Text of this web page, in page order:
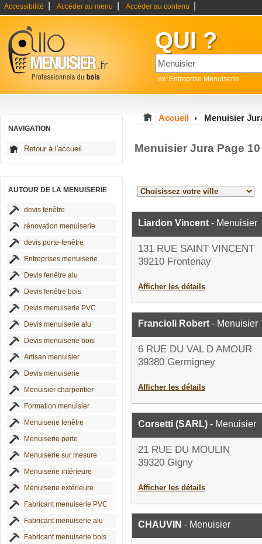
Accessibilité Accéder au menu Accéder au contenu
QUI ?
ex: Entreprise Menuiserie
NAVIGATION
Retour à l'accueil
AUTOUR DE LA MENUISERIE
devis fenêtre
rénovation menuiserie
devis porte-fenêtre
Entreprises menuiserie
Devis fenêtre alu
Devis fenêtre bois
Devis menuiserie PVC
Devis menuiserie alu
Devis menuiserie bois
Artisan menuisier
Devis menuiserie
Menuisier charpentier
Formation menuisier
Menuiserie fenêtre
Menuiserie porte
Menuiserie sur mesure
Menuiserie intérieure
Menuiserie extérieure
Fabricant menuiserie PVC
Fabricant menuiserie alu
Fabricant menuiserie bois
Accueil Menuisier
Menuisier Jura Page 10
Liardon Vincent - Menuisier
131 RUE SAINT VINCENT
39210 Frontenay
Afficher les détails
Francioli Robert - Menuisier
6 RUE DU VAL D AMOUR
39380 Germigney
Afficher les détails
Corsetti (SARL) - Menuisier
21 RUE DU MOULIN
39320 Gigny
Afficher les détails
CHAUVIN - Menuisier